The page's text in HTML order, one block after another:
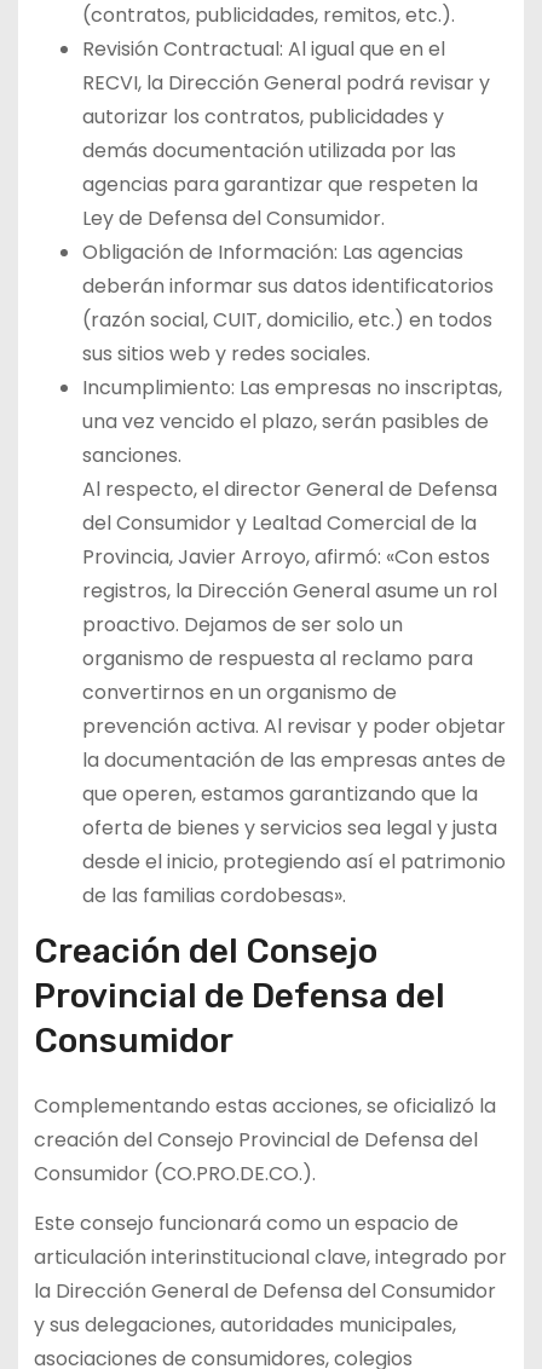
(contratos, publicidades, remitos, etc.).
Revisión Contractual: Al igual que en el
RECVI, la Dirección General podrá revisar y
autorizar los contratos, publicidades y
demás documentación utilizada por las
agencias para garantizar que respeten la
Ley de Defensa del Consumidor.
Obligación de Información: Las agencias
deberán informar sus datos identificatorios
(razón social, CUIT, domicilio, etc.) en todos
sus sitios web y redes sociales.
Incumplimiento: Las empresas no inscriptas,
una vez vencido el plazo, serán pasibles de
sanciones.
Al respecto, el director General de Defensa
del Consumidor y Lealtad Comercial de la
Provincia, Javier Arroyo, afirmó: «Con estos
registros, la Dirección General asume un rol
proactivo. Dejamos de ser solo un
organismo de respuesta al reclamo para
convertirnos en un organismo de
prevención activa. Al revisar y poder objetar
la documentación de las empresas antes de
que operen, estamos garantizando que la
oferta de bienes y servicios sea legal y justa
desde el inicio, protegiendo así el patrimonio
de las familias cordobesas».
Creación del Consejo
Provincial de Defensa del
Consumidor
Complementando estas acciones, se oficializó la
creación del Consejo Provincial de Defensa del
Consumidor (CO.PRO.DE.CO.).
Este consejo funcionará como un espacio de
articulación interinstitucional clave, integrado por
la Dirección General de Defensa del Consumidor
y sus delegaciones, autoridades municipales,
asociaciones de consumidores, colegios